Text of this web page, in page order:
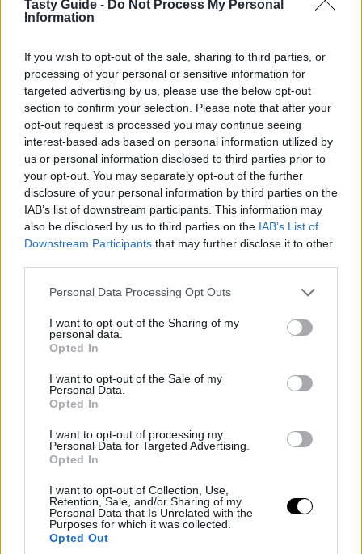
Tasty Guide - Do Not Process My Personal
Information
If you wish to opt-out of the sale, sharing to third parties, or
processing of your personal or sensitive information for
targeted advertising by us, please use the below opt-out
section to confirm your selection. Please note that after your
opt-out request is processed you may continue seeing
interest-based ads based on personal information utilized by
us or personal information disclosed to third parties prior to
your opt-out. You may separately opt-out of the further
disclosure of your personal information by third parties on the
IAB’s list of downstream participants. This information may
also be disclosed by us to third parties on the IAB’s List of
Downstream Participants that may further disclose it to other
Please note that this website/app uses one or more Google
not limited to your visit or usage behaviour. You may click to
grant or deny consent to Google and its third-party tags to
use your data for below specified purposes in below Google
consent section.
Personal Data Processing Opt Outs
I want to opt-out of the Sharing of my
personal data.
Opted In
I want to opt-out of the Sale of my
Personal Data.
Opted In
I want to opt-out of processing my
Personal Data for Targeted Advertising.
Opted In
I want to opt-out of Collection, Use,
Retention, Sale, and/or Sharing of my
Personal Data that Is Unrelated with the
Purposes for which it was collected.
Opted Out